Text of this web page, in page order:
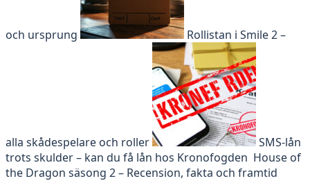
och ursprung Rollistan i Smile 2 –
alla skådespelare och roller
SMS-lån
trots skulder – kan du få lån hos Kronofogden House of
the Dragon säsong 2 – Recension, fakta och framtid